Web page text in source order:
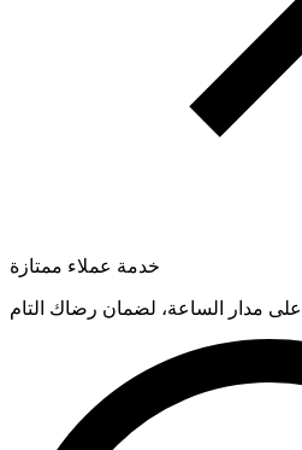
خدمة عملاء ممتازة